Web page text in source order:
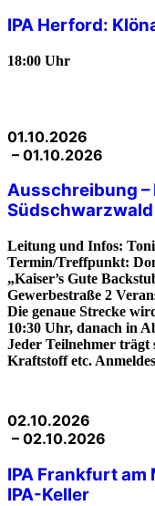
IPA Herford:
18:00 Uhr
01.10.2026
– 01.10.2026
Ausschreibung
Südschwarzwald
Leitung und Infos:
Termin/Treffpunkt:
„Kaiser’s Gute
Gewerbestraße 2
Die genaue Strecke
10:30 Uhr, danach in
Jeder Teilnehmer trägt
Kraftstoff etc.
02.10.2026
– 02.10.2026
IPA Frankfurt
IPA-Keller